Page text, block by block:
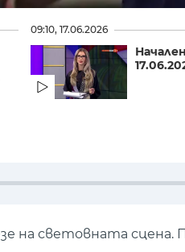
09:10, 17.06.2026
на световната